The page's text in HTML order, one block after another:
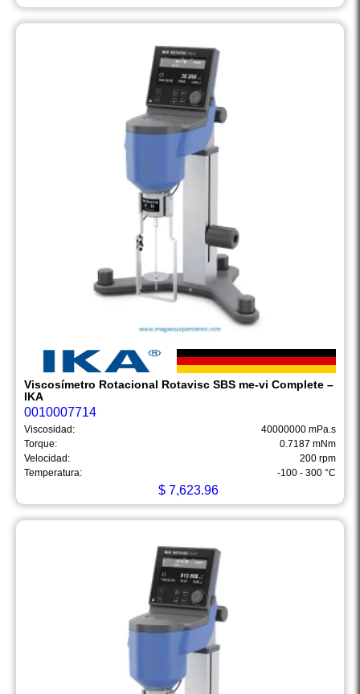
Viscosímetro Rotacional Rotavisc SBS me-vi Complete –
IKA
0010007714
Viscosidad:
40000000 mPa.s
Torque:
0.7187 mNm
Velocidad:
200 rpm
Temperatura:
-100 - 300 °C
$7,623.96